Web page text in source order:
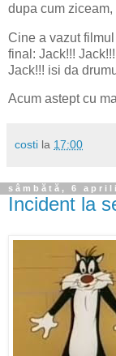
dupa cum
Cine a vazut
final: Jack!!!
Jack!!! isi da
Acum astept cu
costi la 17:00
sâmbătă, 6
Incident la